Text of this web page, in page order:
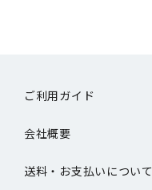
ご利用ガイド
会社概要
送料・お支払いについて